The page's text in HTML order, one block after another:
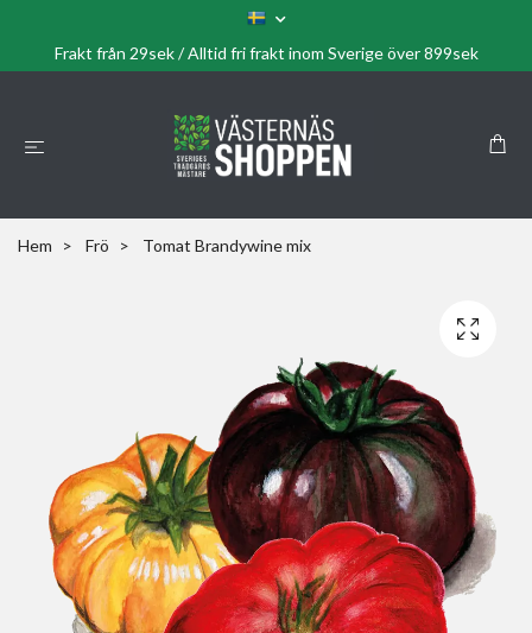
Frakt från 29sek / Alltid fri frakt inom Sverige över 899sek
Hem Frö Tomat Brandywine mix